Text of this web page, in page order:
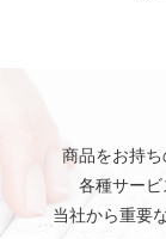
商品をお持
各種サービ
当社から重要